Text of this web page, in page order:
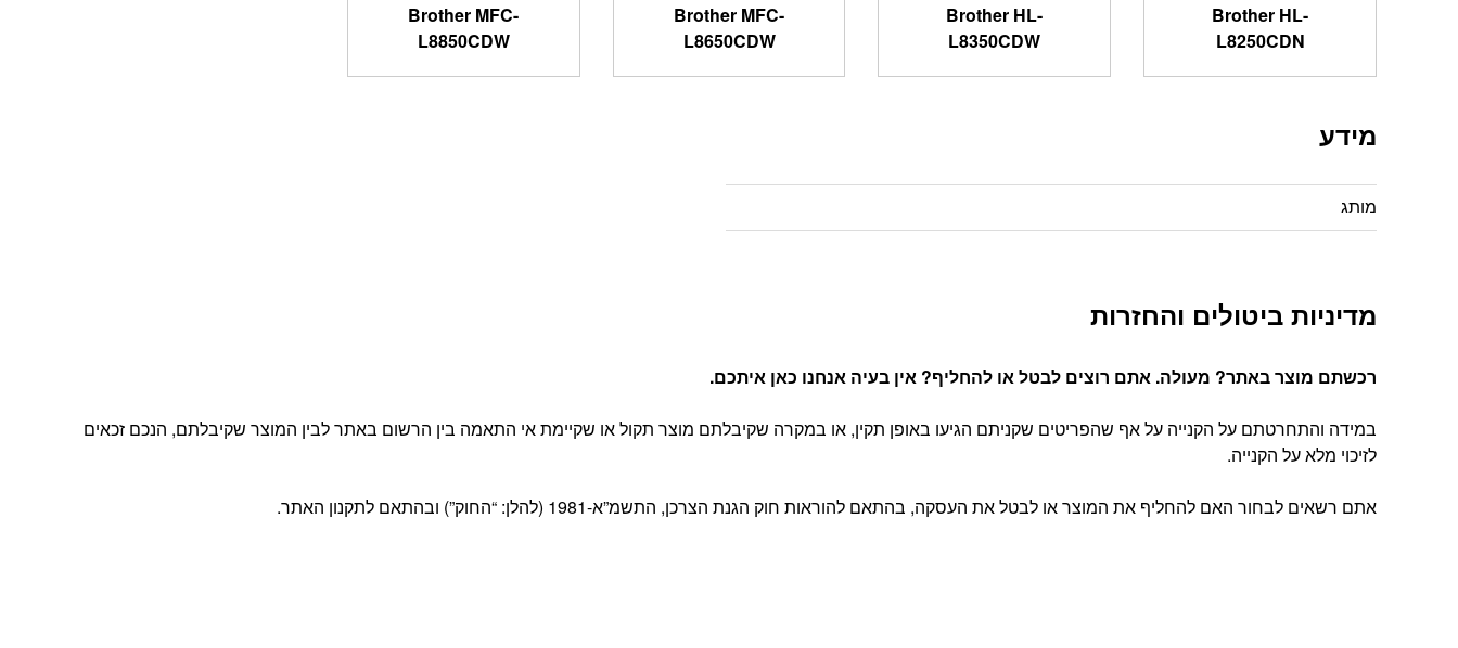
Brother HL-
L8250CDN
Brother HL-
L8350CDW
Brother MFC-
L8650CDW
Brother MFC-
L8850CDW
מידע
מותג
מדיניות ביטולים והחזרות
רכשתם מוצר באתר? מעולה. אתם רוצים לבטל או להחליף? אין בעיה אנחנו כאן איתכם.
במידה והתחרטתם על הקנייה על אף שהפריטים שקניתם הגיעו באופן תקין, או במקרה שקיבלתם מוצר תקול או שקיימת אי התאמה בין הרשום באתר לבין המוצר שקיבלתם, הנכם זכאים
לזיכוי מלא על הקנייה.
אתם רשאים לבחור האם להחליף את המוצר או לבטל את העסקה, בהתאם להוראות חוק הגנת הצרכן, התשמ”א-1981 (להלן: “החוק”) ובהתאם לתקנון האתר.